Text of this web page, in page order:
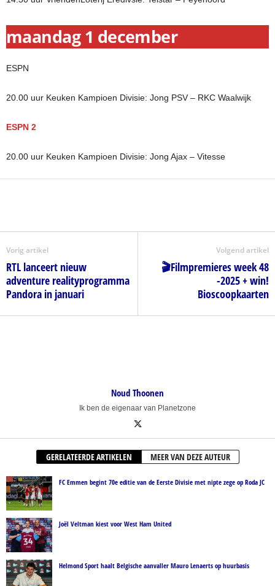
maandag 1 december
ESPN
20.00 uur Keuken Kampioen Divisie: Jong PSV – RKC Waalwijk
ESPN 2
20.00 uur Keuken Kampioen Divisie: Jong Ajax – Vitesse
Vorig artikel
RTL lanceert nieuw
adventure realityprogramma
Pandora in januari
Volgend artikel
🎬Filmpremieres week 48
-2025 + win!
Bioscoopkaarten
Noud Thoonen
Ik ben de eigenaar van Planetzone
GERELATEERDE ARTIKELEN MEER VAN DEZE AUTEUR
FC Emmen begint 70e editie van de Eerste Divisie met nipte zege op Roda JC
Joël Veltman kiest voor West Ham United
Helmond Sport haalt Belgische aanvaller Mauro Lenaerts op huurbasis